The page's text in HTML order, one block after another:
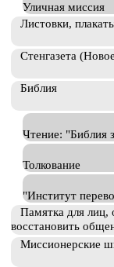
Уличная миссия
Листовки,
Стенгазета
Библия
Чтение: "Библия
Толкование
"Институт
Памятка для
восстановить
Миссионерские